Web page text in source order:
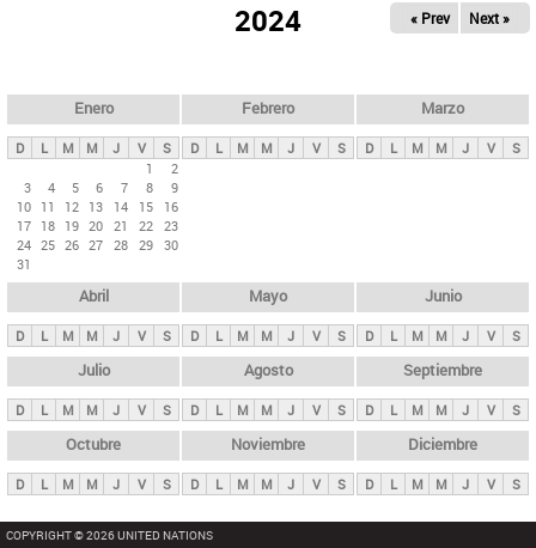
ds
p
n
c
i
p
l
e
s
2024 « Prev Next »
Enero
D L M M J V
S
1
2
3
4 5 6 7 8
9
10 11 12 13 14 15
16
17 18 19 20 21 22 23
24 25 26 27 28 29 30
31
Febrero
D L M M J V S
Marzo
D L M M J V S
Abril
D L M M J V S
Mayo
D L M M J V S
Junio
D L M M J V S
Julio
D L M M J V S
Agosto
D L M M J V S
Septiembre
D L M M J V S
Octubre
D L M M J V S
Noviembre
D L M M J V S
Diciembre
D L M M J V S
COPYRIGHT © 2026 UNITED NATIONS